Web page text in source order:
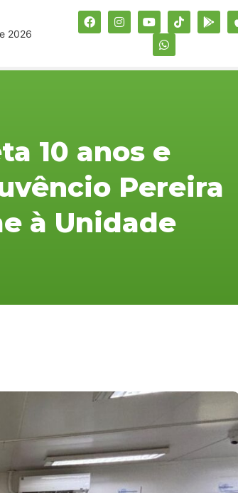
2026
10 anos e
Pereira
à Unidade